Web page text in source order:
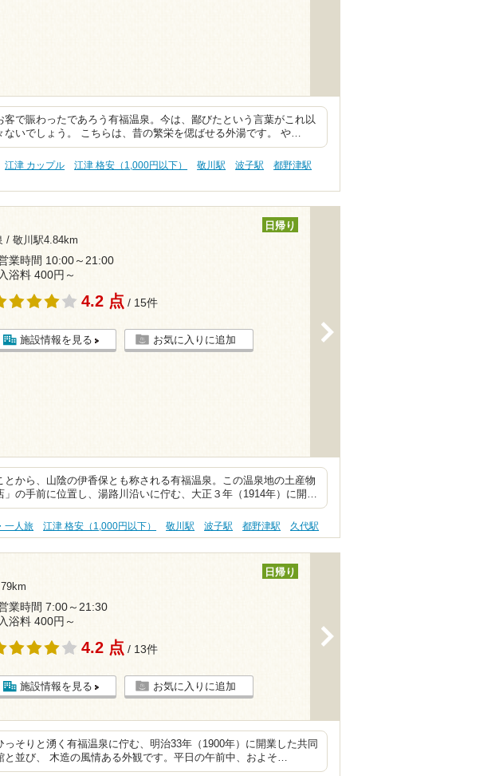
客で賑わったであろう有福温泉。今は、鄙びたという言葉がこれ以
ないでしょう。 こちらは、昔の繁栄を偲ばせる外湯です。 や…
江津 カップル 江津 格安（1,000円以下） 敬川駅 波子駅
都野津駅
/ 敬川駅4.84km
日帰り
業時間 10:00～21:00
浴料 400円～
4.2 点 / 15件
施設情報を見る お気に入りに追加
とから、山陰の伊香保とも称される有福温泉。この温泉地の土産物
の手前に位置し、湯路川沿いに佇む、大正３年（1914年）に開…
一人旅 江津 格安（1,000円以下） 敬川駅 波子駅 都野津駅 久代駅
日帰り
業時間 7:00～21:30
浴料 400円～
4.2 点 / 13件
施設情報を見る お気に入りに追加
そりと湧く有福温泉に佇む、明治33年（1900年）に開業した共同
と並び、 木造の風情ある外観です。平日の午前中、およそ…